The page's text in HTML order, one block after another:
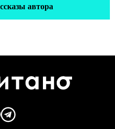
автора